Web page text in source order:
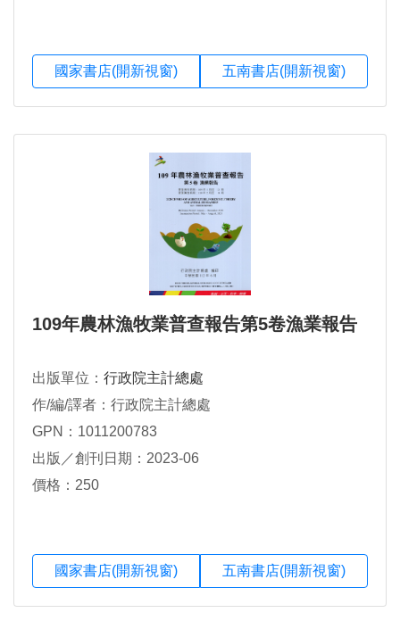
國家書店(開新視窗) 五南書店(開新視窗)
109年農林漁牧業普查報告第5卷漁業報告
出版單位： 行政院主計總處
作/編/譯者：行政院主計總處
GPN：1011200783
出版／創刊日期：2023-06
價格：250
國家書店(開新視窗) 五南書店(開新視窗)